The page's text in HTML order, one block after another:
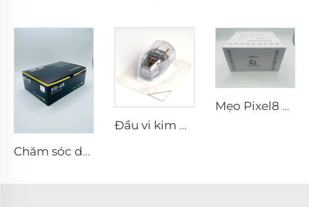
Chăm sóc da vi kim RF Sylfirm X đầu tip Sylfirm X XB-49
Đầu vi kim RF Sylfirm X XE-25 cartridge từ Viol
Mẹo Pixel8 RF